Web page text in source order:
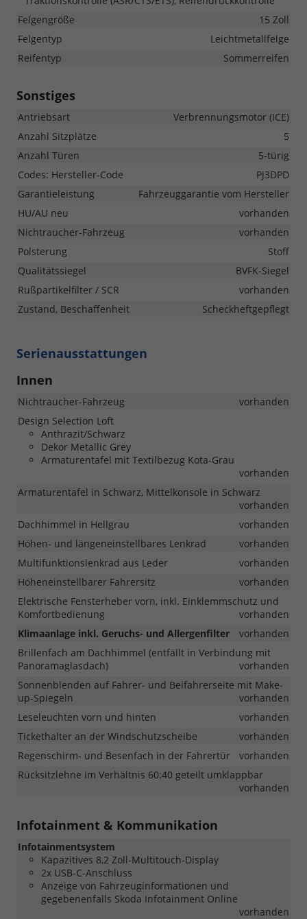
Felgengröße
15 Zoll
Felgentyp
Leichtmetallfelge
Reifentyp
Sommerreifen
Sonstiges
Antriebsart
Verbrennungsmotor (ICE)
Anzahl Sitzplätze
5
Anzahl Türen
5-türig
Codes: Hersteller-Code
PJ3DPD
Garantieleistung
Fahrzeuggarantie vom Hersteller
HU/AU neu
vorhanden
Nichtraucher-Fahrzeug
vorhanden
Polsterung
Stoff
Qualitätssiegel
BVFK-Siegel
Rußpartikelfilter / SCR
vorhanden
Zustand, Beschaffenheit
Scheckheftgepflegt
Serienausstattungen
Innen
Nichtraucher-Fahrzeug
vorhanden
Design Selection Loft
Anthrazit/Schwarz
Dekor Metallic Grey
Armaturentafel mit Textilbezug Kota-Grau
vorhanden
Armaturentafel in Schwarz, Mittelkonsole in Schwarz
vorhanden
Dachhimmel in Hellgrau
vorhanden
Höhen- und längeneinstellbares Lenkrad
vorhanden
Multifunktionslenkrad aus Leder
vorhanden
Höheneinstellbarer Fahrersitz
vorhanden
Elektrische Fensterheber vorn, inkl. Einklemmschutz und
Komfortbedienung
vorhanden
Klimaanlage inkl. Geruchs- und Allergenfilter
vorhanden
Brillenfach am Dachhimmel (entfällt in Verbindung mit
Panoramaglasdach)
vorhanden
Sonnenblenden auf Fahrer- und Beifahrerseite mit Make-
up-Spiegeln
vorhanden
Leseleuchten vorn und hinten
vorhanden
Tickethalter an der Windschutzscheibe
vorhanden
Regenschirm- und Besenfach in der Fahrertür
vorhanden
Rücksitzlehne im Verhältnis 60:40 geteilt umklappbar
vorhanden
Infotainment & Kommunikation
Infotainmentsystem
Kapazitives 8,2 Zoll-Multitouch-Display
2x USB-C-Anschluss
Anzeige von Fahrzeuginformationen und
gegebenenfalls Skoda Infotainment Online
vorhanden